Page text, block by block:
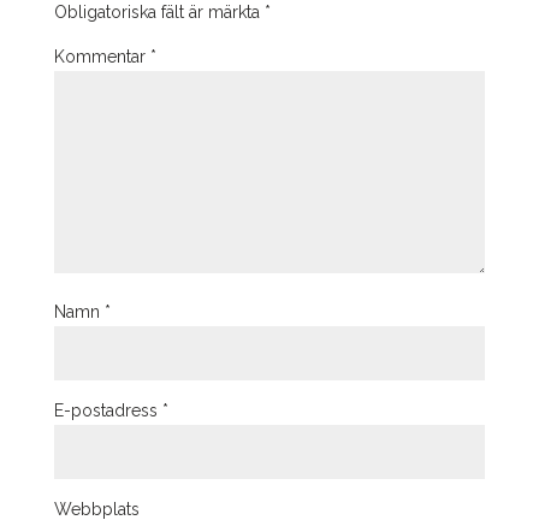
Obligatoriska fält är märkta *
Kommentar *
Namn *
E-postadress *
Webbplats